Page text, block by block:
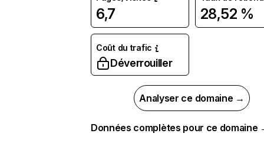
6,7 28,52 %
Coût du trafic
Déverrouiller
Analyser ce domaine →
Données complètes pour ce domaine